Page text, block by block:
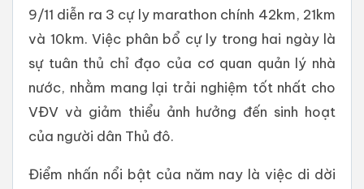
9/11 diễn ra 3 cự ly marathon chính 42km, 21km
và 10km. Việc phân bổ cự ly trong hai ngày là
sự tuân thủ chỉ đạo của cơ quan quản lý nhà
nước, nhằm mang lại trải nghiệm tốt nhất cho
VĐV và giảm thiểu ảnh hưởng đến sinh hoạt
của người dân Thủ đô.
Điểm nhấn nổi bật của năm nay là việc di dời